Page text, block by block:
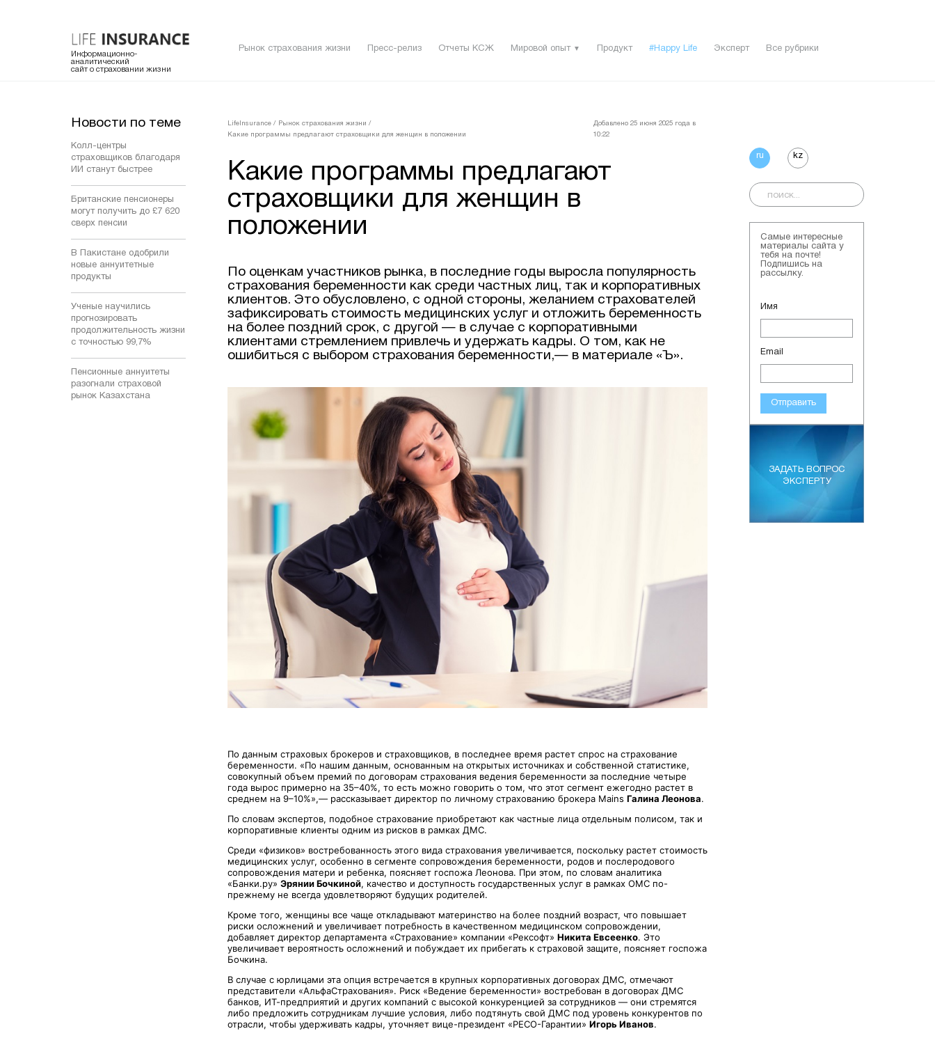
Информационно-
аналитический
сайт о страховании жизни
Рынок страхования жизни Пресс-релиз Отчеты КСЖ Мировой опыт ▼ Продукт #Happy Life Эксперт Все рубрики
Новости по теме
Колл-центры
страховщиков благодаря
ИИ станут быстрее
Британские пенсионеры
могут получить до £7 620
сверх пенсии
В Пакистане одобрили
новые аннуитетные
продукты
Ученые научились
прогнозировать
продолжительность жизни
с точностью 99,7%
Пенсионные аннуитеты
разогнали страховой
рынок Казахстана
LifeInsurance / Рынок страхования жизни /
Какие программы предлагают страховщики для женщин в положении
Добавлено 25 июня 2025 года в
10:22
Какие программы предлагают
страховщики для женщин в
положении
По оценкам участников рынка, в последние годы выросла популярность
страхования беременности как среди частных лиц, так и корпоративных
клиентов. Это обусловлено, с одной стороны, желанием страхователей
зафиксировать стоимость медицинских услуг и отложить беременность
на более поздний срок, с другой — в случае с корпоративными
клиентами стремлением привлечь и удержать кадры. О том, как не
ошибиться с выбором страхования беременности,— в материале «Ъ».
По данным страховых брокеров и страховщиков, в последнее время растет спрос на страхование
беременности. «По нашим данным, основанным на открытых источниках и собственной статистике,
совокупный объем премий по договорам страхования ведения беременности за последние четыре
года вырос примерно на 35–40%, то есть можно говорить о том, что этот сегмент ежегодно растет в
среднем на 9–10%»,— рассказывает директор по личному страхованию брокера Mains Галина Леонова.
По словам экспертов, подобное страхование приобретают как частные лица отдельным полисом, так и
корпоративные клиенты одним из рисков в рамках ДМС.
Среди «физиков» востребованность этого вида страхования увеличивается, поскольку растет стоимость
медицинских услуг, особенно в сегменте сопровождения беременности, родов и послеродового
сопровождения матери и ребенка, поясняет госпожа Леонова. При этом, по словам аналитика
«Банки.ру» Эрянии Бочкиной, качество и доступность государственных услуг в рамках ОМС по-
прежнему не всегда удовлетворяют будущих родителей.
Кроме того, женщины все чаще откладывают материнство на более поздний возраст, что повышает
риски осложнений и увеличивает потребность в качественном медицинском сопровождении,
добавляет директор департамента «Страхование» компании «Рексофт» Никита Евсеенко. Это
увеличивает вероятность осложнений и побуждает их прибегать к страховой защите, поясняет госпожа
Бочкина.
В случае с юрлицами эта опция встречается в крупных корпоративных договорах ДМС, отмечают
представители «АльфаСтрахования». Риск «Ведение беременности» востребован в договорах ДМС
банков, ИТ-предприятий и других компаний с высокой конкуренцией за сотрудников — они стремятся
либо предложить сотрудникам лучшие условия, либо подтянуть свой ДМС под уровень конкурентов по
отрасли, чтобы удерживать кадры, уточняет вице-президент «РЕСО-Гарантии» Игорь Иванов.
ru kz
Самые интересные
материалы сайта у
тебя на почте!
Подпишись на
рассылку.
Имя
Email
Отправить
ЗАДАТЬ ВОПРОС
ЭКСПЕРТУ